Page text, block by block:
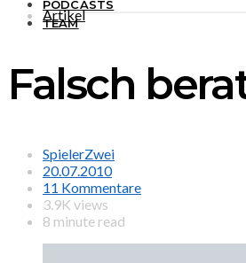
PODCASTS
TEAM
Artikel
Falsch
SpielerZwei
20.07.2010
11 Kommentare
3.9K views
8 minute read